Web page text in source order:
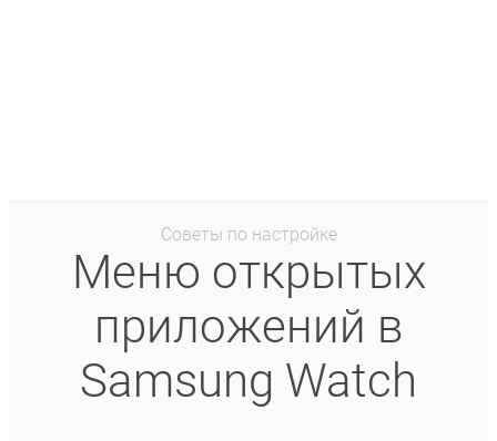
Советы по настройке
Меню открытых
приложений в
Samsung Watch